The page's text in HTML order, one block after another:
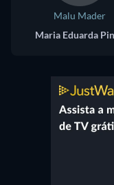
Malu Mader